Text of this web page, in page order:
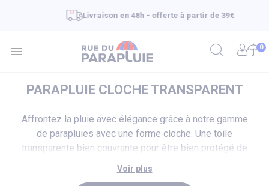
Livraison en 48h - offerte à partir de 39€
 0
PARAPLUIE CLOCHE TRANSPARENT
Affrontez la pluie avec élégance grâce à notre gamme
de parapluies avec une forme cloche. Une toile
transparente bien couvrante pour être bien protégé de
la pluie et éviter que le parapluie se retourne.
Voir plus